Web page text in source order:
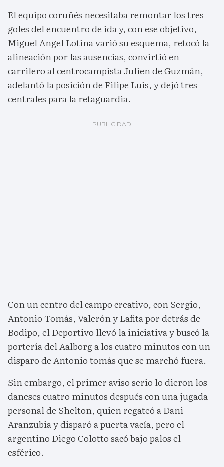
El equipo coruñés necesitaba remontar los tres
goles del encuentro de ida y, con ese objetivo,
Miguel Angel Lotina varió su esquema, retocó la
alineación por las ausencias, convirtió en
carrilero al centrocampista Julien de Guzmán,
adelantó la posición de Filipe Luis, y dejó tres
centrales para la retaguardia.
Con un centro del campo creativo, con Sergio,
Antonio Tomás, Valerón y Lafita por detrás de
Bodipo, el Deportivo llevó la iniciativa y buscó la
portería del Aalborg a los cuatro minutos con un
disparo de Antonio tomás que se marchó fuera.
Sin embargo, el primer aviso serio lo dieron los
daneses cuatro minutos después con una jugada
personal de Shelton, quien regateó a Dani
Aranzubia y disparó a puerta vacía, pero el
argentino Diego Colotto sacó bajo palos el
esférico.